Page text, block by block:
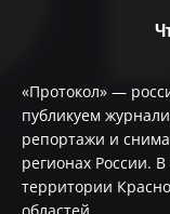
«Протокол» —
публикуем
репортажи и
регионах России.
территории